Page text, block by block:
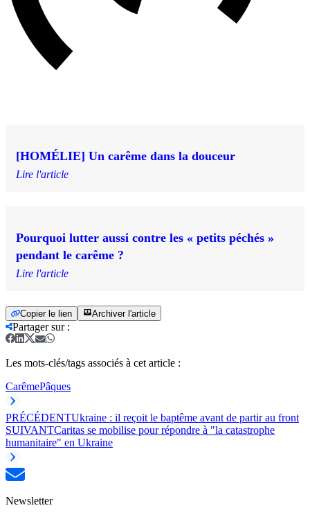
[HOMÉLIE] Un carême dans la douceur
Lire l'article
Pourquoi lutter aussi contre les « petits péchés »
pendant le carême ?
Lire l'article
Copier le lien Archiver l'article
Partager sur:
Les mots-clés/tags associés à cet article :
CarêmePâques
PRÉCÉDENTUkraine : il reçoit le baptême avant de partir au front
SUIVANTCaritas se mobilise pour répondre à "la catastrophe
humanitaire" en Ukraine
Newsletter